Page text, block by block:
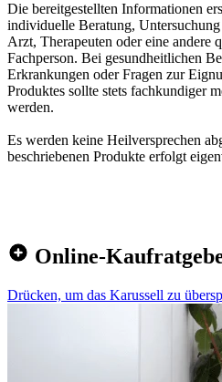
Die bereitgestellten Informationen
individuelle Beratung,
Arzt, Therapeuten oder eine andere
Fachperson. Bei gesundheitlichen
Erkrankungen oder Fragen zur
Produktes sollte stets fachkundiger
werden.
Es werden keine Heilversprechen
beschriebenen Produkte erfolgt
Online-
Drücken, um das Karussell zu